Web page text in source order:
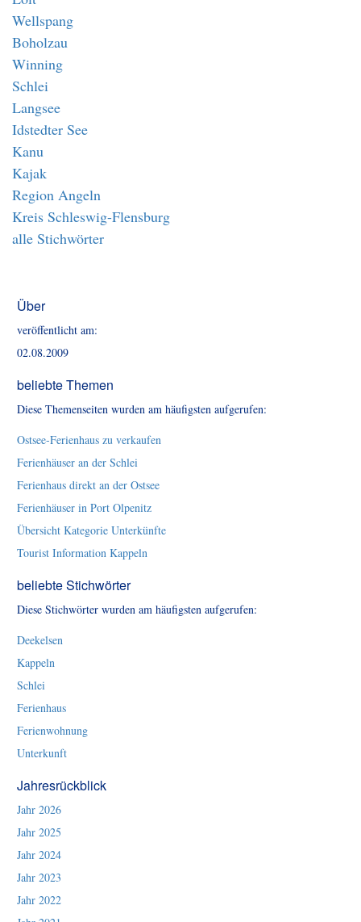
Wellspang
Boholzau
Winning
Schlei
Langsee
Idstedter See
Kanu
Kajak
Region Angeln
Kreis Schleswig-Flensburg
alle Stichwörter
Über
veröffentlicht am:
02.08.2009
beliebte Themen
Diese Themenseiten wurden am häufigsten aufgerufen:
Ostsee-Ferienhaus zu verkaufen
Ferienhäuser an der Schlei
Ferienhaus direkt an der Ostsee
Ferienhäuser in Port Olpenitz
Übersicht Kategorie Unterkünfte
Tourist Information Kappeln
beliebte Stichwörter
Diese Stichwörter wurden am häufigsten aufgerufen:
Deekelsen
Kappeln
Schlei
Ferienhaus
Ferienwohnung
Unterkunft
Jahresrückblick
Jahr 2026
Jahr 2025
Jahr 2024
Jahr 2023
Jahr 2022